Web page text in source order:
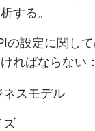
する。
の設定に関し
ればならない：
スモデル
ズ